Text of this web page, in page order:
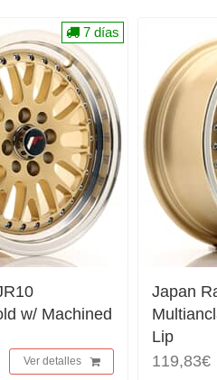
w/ Machined
Ver detalles
7 días
Japan
Lip
119,83€